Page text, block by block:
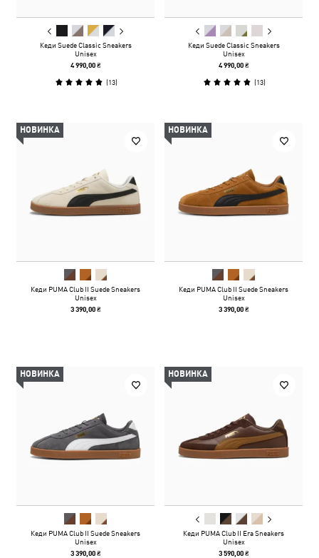
Кеди Suede Classic Sneakers
Unisex
4 990,00 ₴
(13)
Кеди Suede Classic Sneakers
Unisex
4 990,00 ₴
(13)
НОВИНКА
Кеди PUMA Club II Suede Sneakers
Unisex
3 390,00 ₴
НОВИНКА
Кеди PUMA Club II Suede Sneakers
Unisex
3 390,00 ₴
НОВИНКА
Кеди PUMA Club II Suede Sneakers
Unisex
3 390,00 ₴
НОВИНКА
Кеди PUMA Club II Era Sneakers
Unisex
3 590,00 ₴